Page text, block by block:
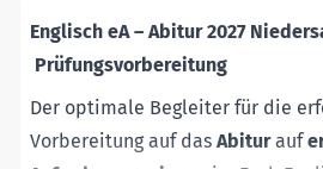
Englisch eA – Abitur 2027
Prüfungsvorbereitung
Der optimale Begleiter für die
Vorbereitung aufdas Abiturauf